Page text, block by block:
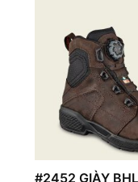
#2452 GIÀY